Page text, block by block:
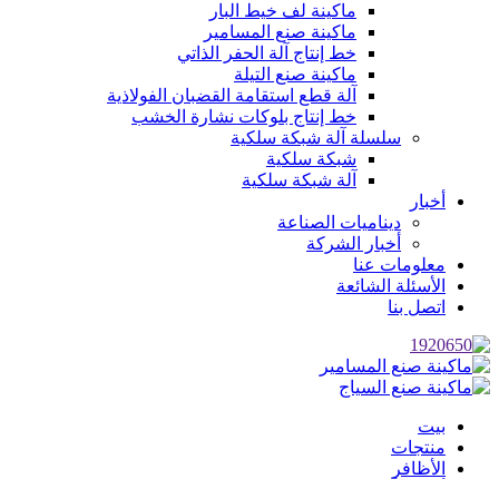
ماكينة لف خيط البار
ماكينة صنع المسامير
خط إنتاج آلة الحفر الذاتي
ماكينة صنع التيلة
آلة قطع استقامة القضبان الفولاذية
خط إنتاج بلوكات نشارة الخشب
سلسلة آلة شبكة سلكية
شبكة سلكية
آلة شبكة سلكية
أخبار
ديناميات الصناعة
أخبار الشركة
معلومات عنا
الأسئلة الشائعة
اتصل بنا
بيت
منتجات
الأظافر